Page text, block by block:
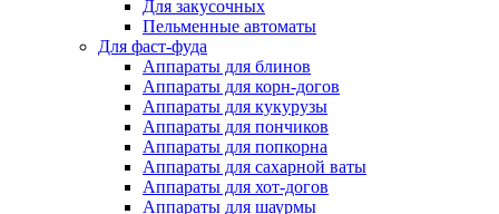
Для закусочных
Пельменные автоматы
Для фаст-фуда
Аппараты для блинов
Аппараты для корн-догов
Аппараты для кукурузы
Аппараты для пончиков
Аппараты для попкорна
Аппараты для сахарной ваты
Аппараты для хот-догов
Аппараты для шаурмы